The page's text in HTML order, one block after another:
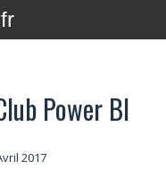
Power BI
2017